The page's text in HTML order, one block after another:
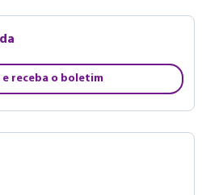
e receba o boletim